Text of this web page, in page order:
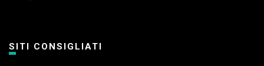
SITI CONSIGLIATI